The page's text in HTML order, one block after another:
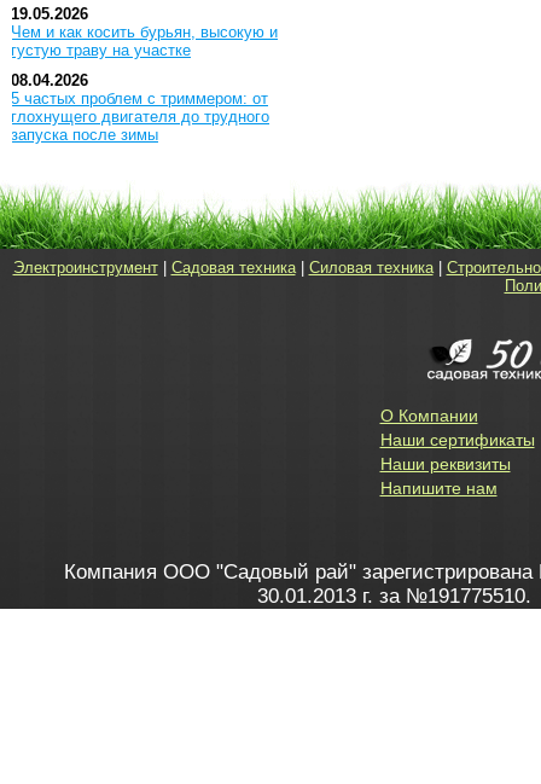
19.05.2026
Чем и как косить бурьян, высокую и
густую траву на участке
08.04.2026
5 частых проблем с триммером: от
глохнущего двигателя до трудного
запуска после зимы
Электроинструмент| Садовая техника| Силовая техника|
О Компании
Наши сертификаты
Наши реквизиты
Напишите нам
Компания ООО "Садовый рай" зарегистрирована
30.01.2013 г. за №191775510.